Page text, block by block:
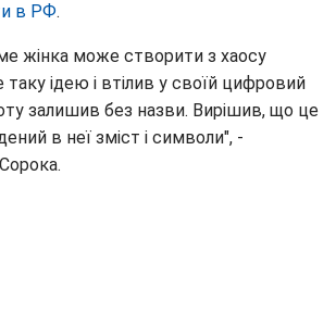
в РФ.
жінка може створити з хаосу
таку ідею і втілив у своїй цифровий
залишив без назви. Вирішив, що це
в неї зміст і символи", -